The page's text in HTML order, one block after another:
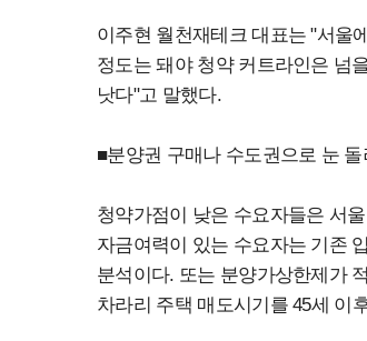
이주현 월천재테크 대표는 "서울
정도는 돼야 청약 커트라인은 넘
낫다"고 말했다.
■분양권 구매나 수도권으로 눈 돌
청약가점이 낮은 수요자들은 서
자금여력이 있는 수요자는 기존
분석이다. 또는 분양가상한제가
차라리 주택 매도시기를 45세 이